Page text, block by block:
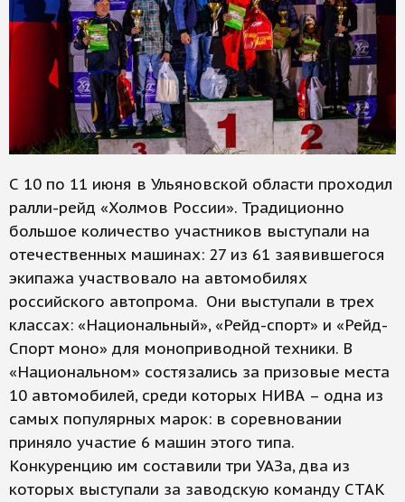
С 10 по 11 июня в Ульяновской области проходил
ралли-рейд «Холмов России». Традиционно
большое количество участников выступали на
отечественных машинах: 27 из 61 заявившегося
экипажа участвовало на автомобилях
российского автопрома. Они выступали в трех
классах: «Национальный», «Рейд-спорт» и «Рейд-
Спорт моно» для моноприводной техники. В
«Национальном» состязались за призовые места
10 автомобилей, среди которых НИВА – одна из
самых популярных марок: в соревновании
приняло участие 6 машин этого типа.
Конкуренцию им составили три УАЗа, два из
которых выступали за заводскую команду СТАК